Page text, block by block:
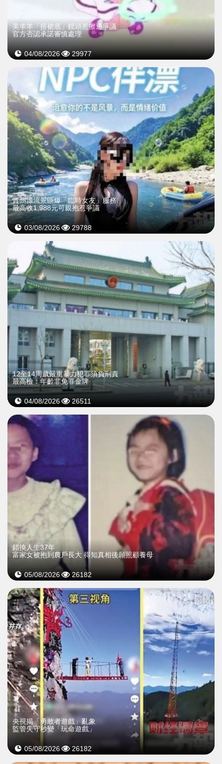
美羊羊「捂裙底」鏡頭惹擦邊爭議
官方否認承諾審慎處理
04/08/2026 29977
貴州漂流景區爆「臨時女友」服務
最高收1,988元可親抱惹爭議
03/08/2026 29788
12至14周歲嚴重暴力犯罪須負刑責
最高檢：年齡非免罪金牌
04/08/2026 26511
錯換人生37年
富家女被抱到農戶長大 得知真相後願照顧養母
05/08/2026 26182
央視揭「勇敢者遊戲」亂象
監管失守秒變「玩命遊戲」
05/08/2026 26182